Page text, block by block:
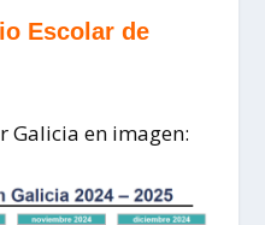
Escolar de
Galicia en imagen: